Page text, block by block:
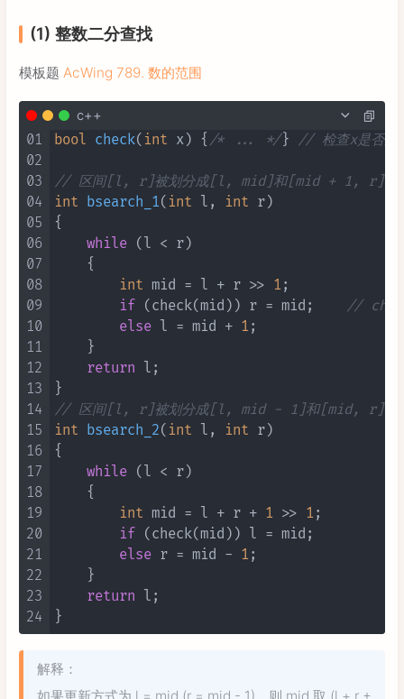
(1) 整数二分查找
模板题 AcWing 789. 数的范围
c++
01
02
03
04
05
06
07
08
09
10
11
12
13
14
15
16
17
18
19
20
21
22
23
24
bool check( int x) { /* ... */} // 检查x是否满
// 区间[l, r]被划分成[l, mid]和[mid + 1, r]时
int bsearch_1( int l, int r)
{
while (l < r)
    {
int mid = l + r >> 1;
if (check(mid)) r = mid; //
else l = mid + 1;
    }
return l;
// 区间[l, r]被划分成[l, mid - 1]和[mid, r]时
int bsearch_2( int l, int r)
{
while (l < r)
    {
int mid = l + r + 1 >> 1;
if (check(mid)) l = mid;
else r = mid - 1;
    }
return l;
解释：